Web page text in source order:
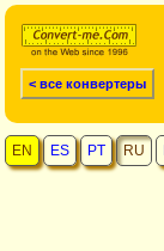
< все конвертеры
EN ES PT RU